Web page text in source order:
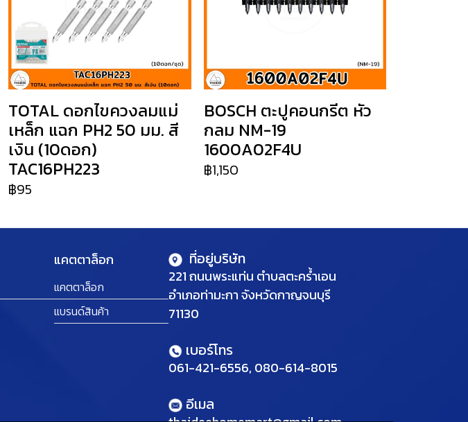
TOTAL ดอกไขควงลมแม่
เหล็ก แฉก PH2 50 มม. สี
เงิน (10ดอก)
TAC16PH223
฿95
BOSCH ตะปูคอนกรีต หัว
กลม NM-19
1600A02F4U
฿1,150
แคตตาล็อก
แคตตาล็อก
แบรนด์สินค้า
ที่อยู่บริษัท
221 ถนนพระแท่น ตำบลตะคร้ำเอน
อำเภอท่ามะกา จังหวัดกาญจนบุรี
71130
เบอร์โทร
061-421-6556, 080-614-8015
อีเมล